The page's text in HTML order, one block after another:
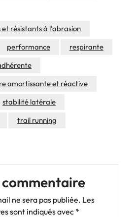
résistants à l'abrasion
performance
respirante
amortissante et réactive
stabilité latérale
trail running
commentaire
ne sera pas publiée. Les
sont indiqués avec *